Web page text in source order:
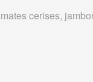
cerises,